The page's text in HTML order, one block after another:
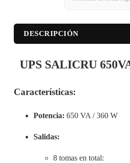
DESCRIPCIÓN
UPS SALICRU
Características:
Potencia: 650 VA / 360 W
Salidas:
8 tomas en total: